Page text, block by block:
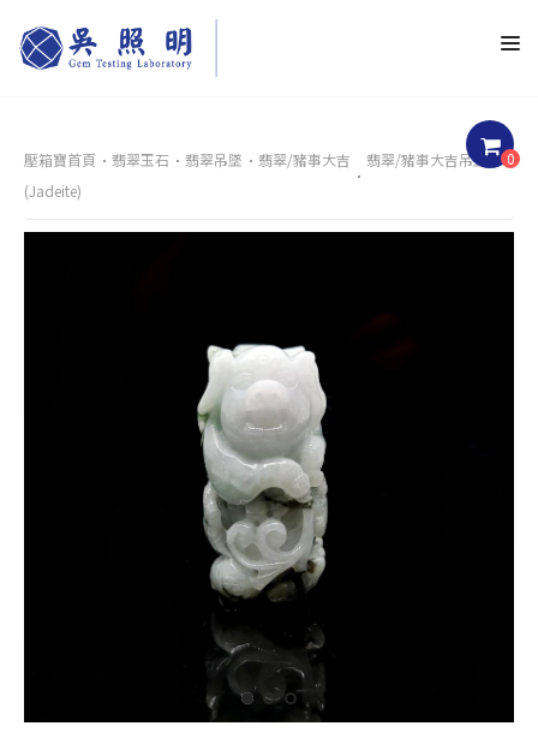
0
壓箱寶首頁 翡翠玉石 翡翠吊墜 翡翠/豬事大吉
翡翠/豬事大吉吊墜
(Jadeite)